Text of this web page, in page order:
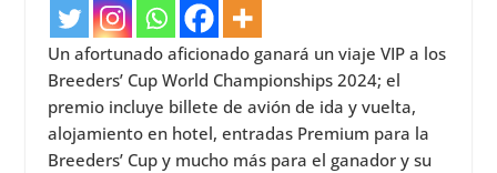
Un afortunado aficionado ganará un viaje VIP a los
Breeders’ Cup World Championships 2024; el
premio incluye billete de avión de ida y vuelta,
alojamiento en hotel, entradas Premium para la
Breeders’ Cup y mucho más para el ganador y su